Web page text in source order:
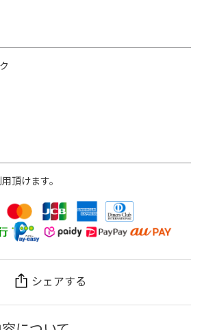
頂けます。
シェアする